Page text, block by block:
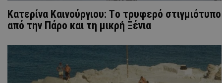
Κατερίνα Καινούργιου: Tο τρυφερό στιγμιότυπο
από την Πάρο και τη μικρή Ξένια